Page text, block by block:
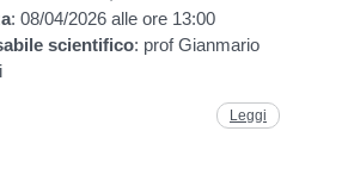
: 08/04/2026 alle ore 13:00
scientifico: prof Gianmario
Leggi